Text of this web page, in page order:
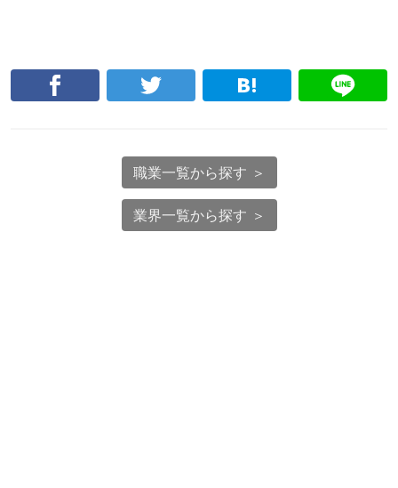
職業一覧から探す ＞
業界一覧から探す ＞